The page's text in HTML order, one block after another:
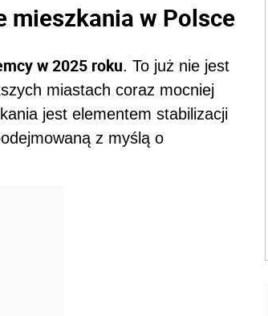
mieszkania w Polsce
w 2025 roku. To już nie jest
miastach coraz mocniej
jest elementem stabilizacji
z myślą o